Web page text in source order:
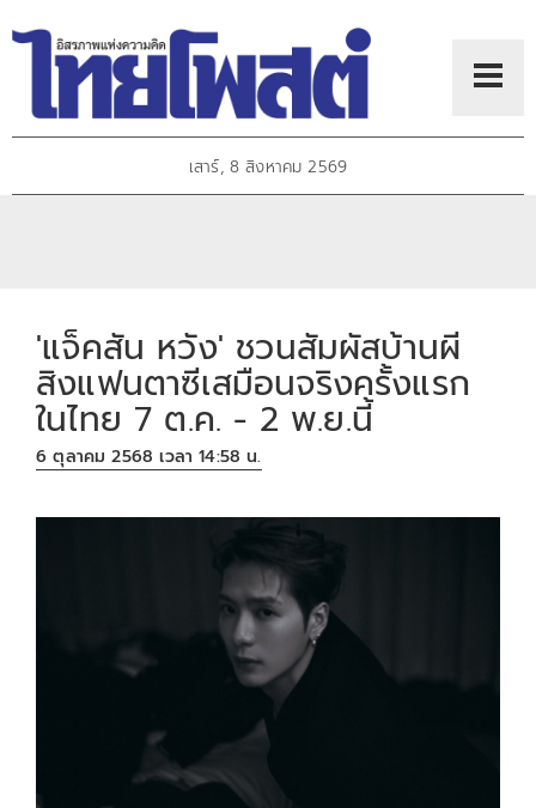
เสาร์, 8 สิงหาคม 2569
'แจ็คสัน หวัง' ชวนสัมผัสบ้านผี
สิงแฟนตาซีเสมือนจริงครั้งแรก
ในไทย 7 ต.ค. - 2 พ.ย.นี้
6 ตุลาคม 2568 เวลา 14:58 น.